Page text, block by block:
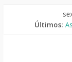
Últimos: